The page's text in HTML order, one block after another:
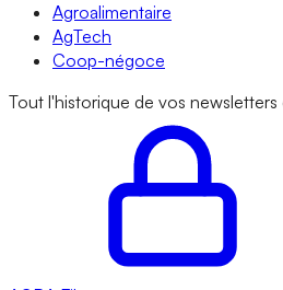
Agroalimentaire
AgTech
Coop-négoce
Tout l'historique de vos